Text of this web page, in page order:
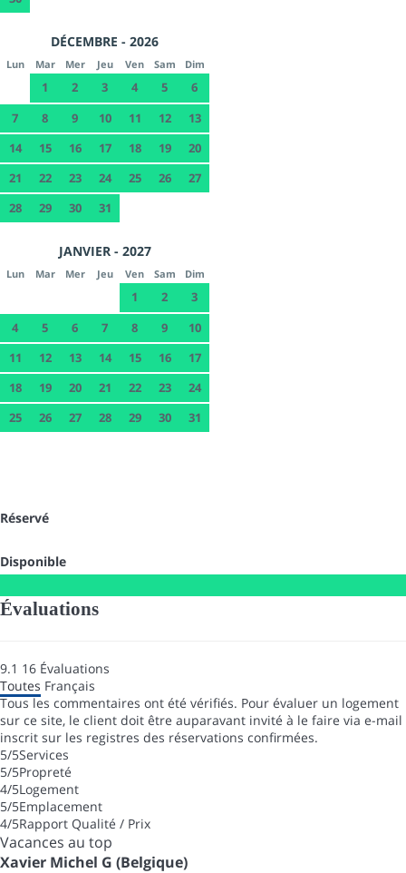
DÉCEMBRE - 2026
Lun Mar Mer Jeu Ven Sam Dim
1 2 3 4 5
6
7
8 9 10 11 12
13
14
15 16 17 18 19
20
21
22 23 24 25 26
27
28
29 30 31
JANVIER - 2027
Lun Mar Mer Jeu Ven Sam Dim
1 2
3
4
5 6 7 8 9
10
11
12 13 14 15 16
17
18
19 20 21 22 23
24
25
26 27 28 29 30 31
Réservé
Disponible
Évaluations
9.1 16 Évaluations
Toutes Français
Tous les commentaires ont été vérifiés. Pour évaluer un logement
sur ce site, le client doit être auparavant invité à le faire via e-mail
inscrit sur les registres des réservations confirmées.
5/5Services
5/5Propreté
4/5Logement
5/5Emplacement
4/5Rapport Qualité / Prix
Vacances au top
Xavier Michel G (Belgique)